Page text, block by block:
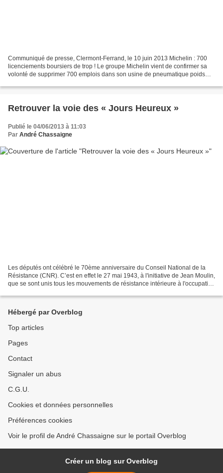
Communiqué de presse, Clermont-Ferrand, le 10 juin 2013 Michelin : 700
licenciements boursiers de trop ! Le groupe Michelin vient de confirmer sa
volonté de supprimer 700 emplois dans son usine de pneumatique poids
Retrouver la voie des « Jours Heureux »
Publié le 04/06/2013 à 11:03
Par André Chassaigne
Les députés ont célébré le 70ème anniversaire du Conseil National de la
Résistance (CNR). C’est en effet le 27 mai 1943, à l'initiative de Jean Moulin,
que se sont unis tous les mouvements de résistance intérieure à l'occupation
Hébergé par Overblog
Top articles
Pages
Contact
Signaler un abus
C.G.U.
Cookies et données personnelles
Préférences cookies
Voir le profil de André Chassaigne sur le portail Overblog
Créer un blog sur Overblog